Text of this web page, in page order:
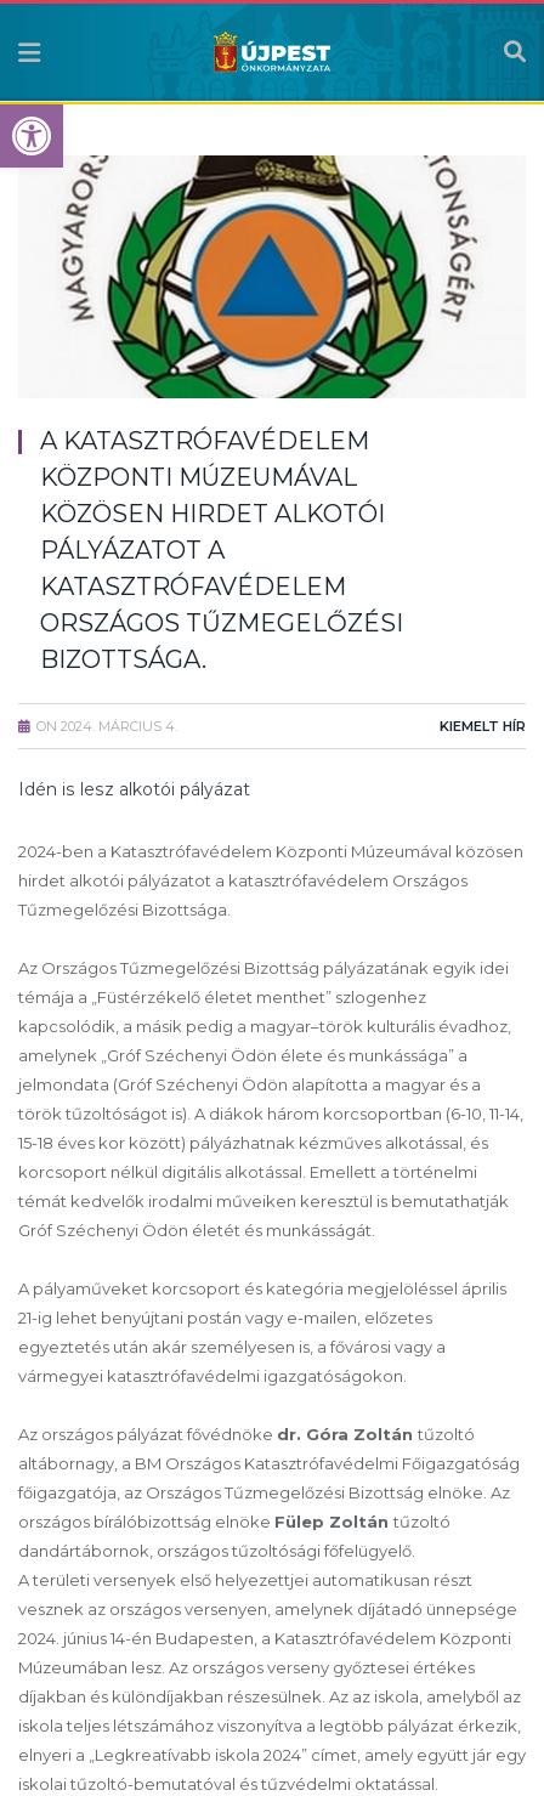
Eszköztár megnyitása
A KATASZTRÓFAVÉDELEM
KÖZPONTI MÚZEUMÁVAL
KÖZÖSEN HIRDET ALKOTÓI
PÁLYÁZATOT A
KATASZTRÓFAVÉDELEM
ORSZÁGOS TŰZMEGELŐZÉSI
BIZOTTSÁGA.
ON 2024. MÁRCIUS 4. KIEMELT HÍR
Idén is lesz alkotói pályázat
2024-ben a Katasztrófavédelem Központi Múzeumával közösen
hirdet alkotói pályázatot a katasztrófavédelem Országos
Tűzmegelőzési Bizottsága.
Az Országos Tűzmegelőzési Bizottság pályázatának egyik idei
témája a „Füstérzékelő életet menthet” szlogenhez
kapcsolódik, a másik pedig a magyar–török kulturális évadhoz,
amelynek „Gróf Széchenyi Ödön élete és munkássága” a
jelmondata (Gróf Széchenyi Ödön alapította a magyar és a
török tűzoltóságot is). A diákok három korcsoportban (6-10, 11-14,
15-18 éves kor között) pályázhatnak kézműves alkotással, és
korcsoport nélkül digitális alkotással. Emellett a történelmi
témát kedvelők irodalmi műveiken keresztül is bemutathatják
Gróf Széchenyi Ödön életét és munkásságát.
A pályaműveket korcsoport és kategória megjelöléssel április
21-ig lehet benyújtani postán vagy e-mailen, előzetes
egyeztetés után akár személyesen is, a fővárosi vagy a
vármegyei katasztrófavédelmi igazgatóságokon.
Az országos pályázat fővédnöke dr. Góra Zoltántűzoltó
altábornagy, a BM Országos Katasztrófavédelmi Főigazgatóság
főigazgatója, az Országos Tűzmegelőzési Bizottság elnöke. Az
országos bírálóbizottság elnöke Fülep Zoltántűzoltó
dandártábornok, országos tűzoltósági főfelügyelő.
A területi versenyek első helyezettjei automatikusan részt
vesznek az országos versenyen, amelynek díjátadó ünnepsége
2024. június 14-én Budapesten, a Katasztrófavédelem Központi
Múzeumában lesz. Az országos verseny győztesei értékes
díjakban és különdíjakban részesülnek. Az az iskola, amelyből az
iskola teljes létszámához viszonyítva a legtöbb pályázat érkezik,
elnyeri a „Legkreatívabb iskola 2024” címet, amely együtt jár egy
iskolai tűzoltó-bemutatóval és tűzvédelmi oktatással.